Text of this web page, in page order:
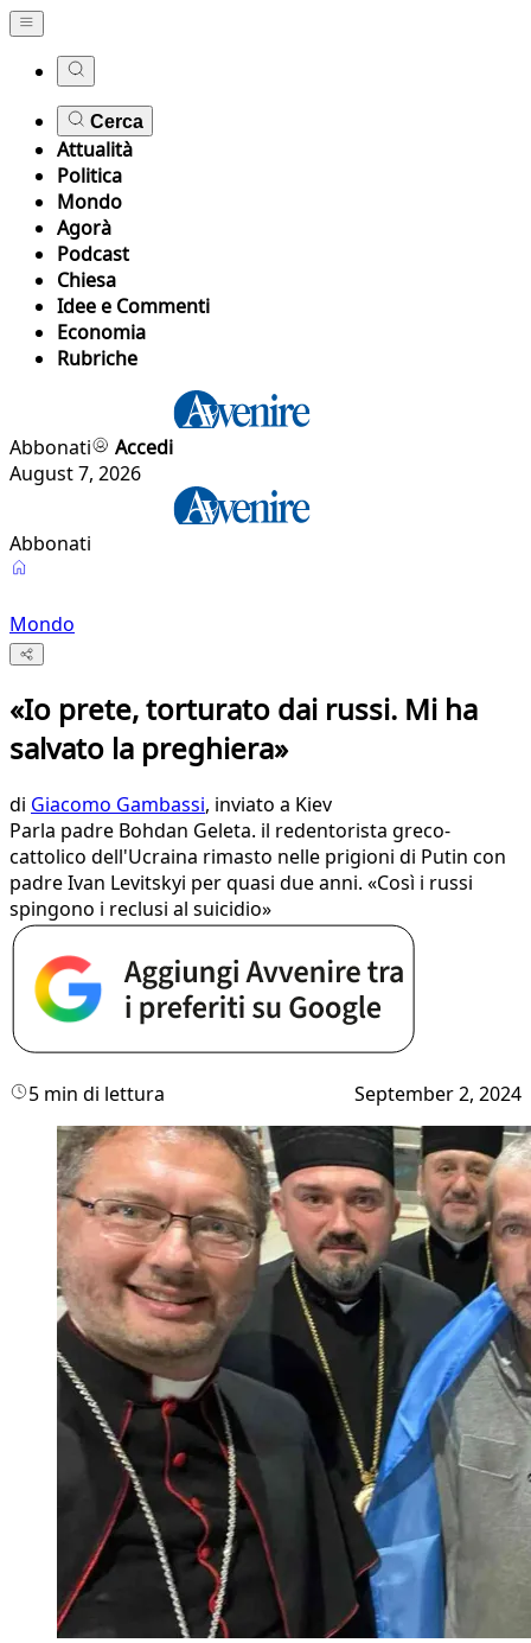
Cerca
Attualità
Politica
Mondo
Agorà
Podcast
Chiesa
Idee e Commenti
Economia
Rubriche
Abbonati
Accedi
August 7, 2026
Abbonati
Mondo
«Io prete, torturato dai russi. Mi ha
salvato la preghiera»
di Giacomo Gambassi, inviato a Kiev
Parla padre Bohdan Geleta. il redentorista greco-
cattolico dell'Ucraina rimasto nelle prigioni di Putin con
padre Ivan Levitskyi per quasi due anni. «Così i russi
spingono i reclusi al suicidio»
5 min di lettura September 2, 2024